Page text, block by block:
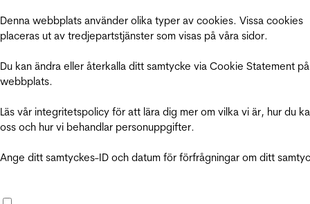
Denna webbplats använder olika typer av cookies. Vissa cookies
placeras ut av tredjepartstjänster som visas på våra sidor.
Du kan ändra eller återkalla ditt samtycke via Cookie Statement
webbplats.
Läs vår integritetspolicy för att lära dig mer om vilka vi är, hur du
oss och hur vi behandlar personuppgifter.
Ange ditt samtyckes-ID och datum för förfrågningar om ditt